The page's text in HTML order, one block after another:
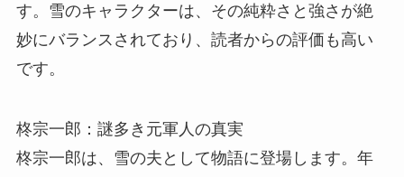
す。雪のキャラクターは、その純粋さと強さが絶
妙にバランスされており、読者からの評価も高い
です。
柊宗一郎：謎多き元軍人の真実
柊宗一郎は、雪の夫として物語に登場します。年